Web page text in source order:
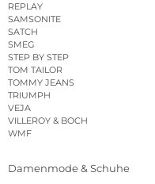
REPLAY
SAMSONITE
SATCH
SMEG
STEP BY STEP
TOM TAILOR
TOMMY JEANS
TRIUMPH
VEJA
VILLEROY & BOCH
WMF
Damenmode & Schuhe